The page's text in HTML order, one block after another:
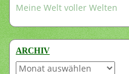
Meine Welt voller Welten
ARCHIV
Archiv